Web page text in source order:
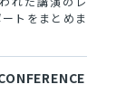
トをまとめま